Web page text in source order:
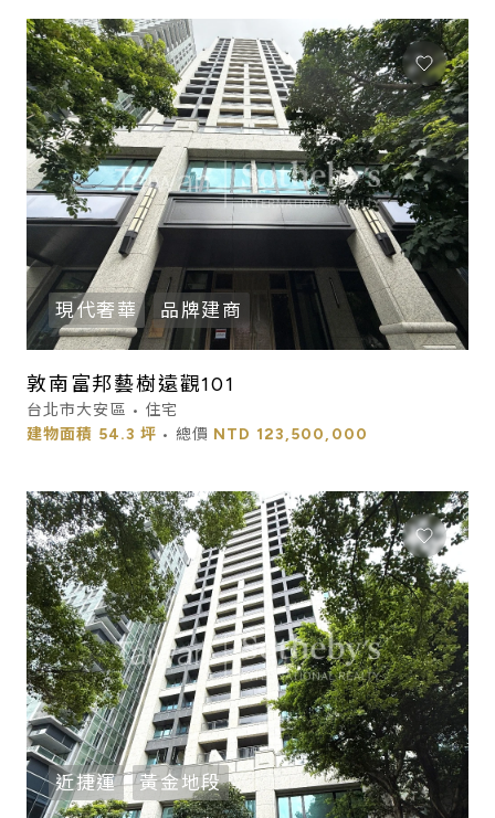
現代奢華 品牌建商
敦南富邦藝樹遠觀101
台北市大安區 • 住宅
建物面積 54.3 坪 • 總價 NTD 123,500,000
近捷運 黃金地段